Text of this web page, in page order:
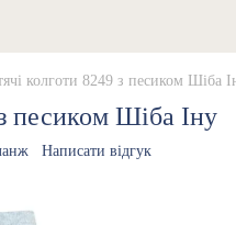
колготи 8249 з песиком Шіба
песиком Шіба Іну
Написати відгук